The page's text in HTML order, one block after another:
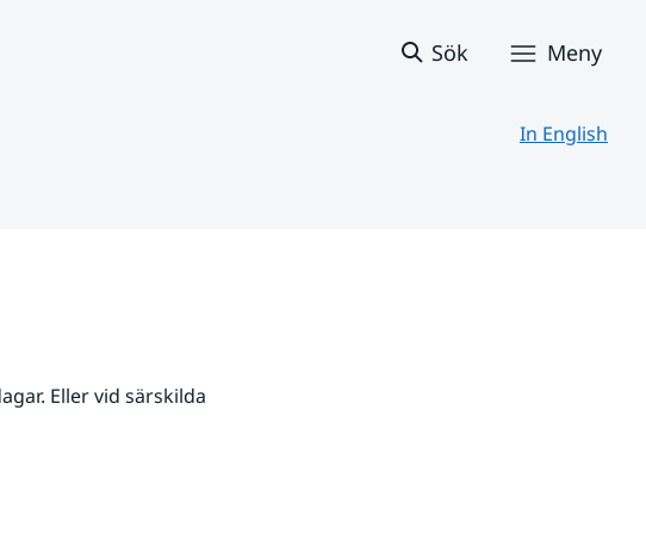
Sök Meny
In English
Eller vid särskilda